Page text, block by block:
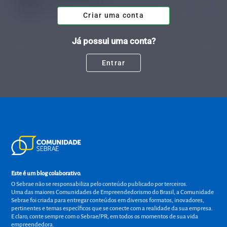
Criar uma conta
Já possui uma conta?
Entrar
Este é um blog colaborativo.
O Sebrae não se responsabiliza pelo conteúdo publicado por terceiros.
Uma das maiores Comunidades de Empreendedorismo do Brasil, a Comunidade
Sebrae foi criada para entregar conteúdos em diversos formatos, inovadores,
pertinentes e temas específicos que se conecte com a realidade da sua empresa.
E claro, conte sempre com o Sebrae/PR, em todos os momentos de sua vida
empreendedora.